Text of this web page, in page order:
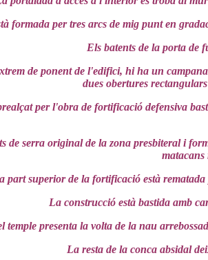
formada per tres arcs de mig punt en
Els batents de la porta de
de ponent de l'edifici, hi ha un
dues obertures
per l'obra de fortificació defensiva
de serra original de la zona presbiteral i
part superior de la fortificació està rematada
La construcció està bastida amb
temple presenta la volta de la nau
La resta de la conca absidal